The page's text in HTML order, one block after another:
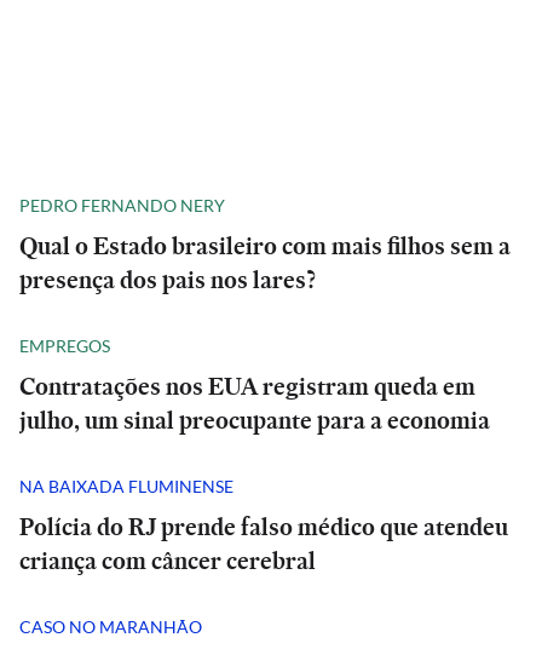
PEDRO FERNANDO NERY
Qual o Estado brasileiro com mais filhos sem a
presença dos pais nos lares?
EMPREGOS
Contratações nos EUA registram queda em
julho, um sinal preocupante para a economia
NA BAIXADA FLUMINENSE
Polícia do RJ prende falso médico que atendeu
criança com câncer cerebral
CASO NO MARANHÃO